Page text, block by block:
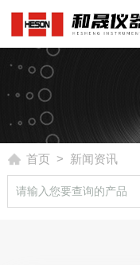
首页 > 新闻资讯